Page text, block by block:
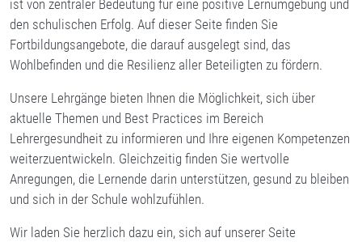
ist von zentraler Bedeutung für eine positive Lernumgebung und
den schulischen Erfolg. Auf dieser Seite finden Sie
Fortbildungsangebote, die darauf ausgelegt sind, das
Wohlbefinden und die Resilienz aller Beteiligten zu fördern.
Unsere Lehrgänge bieten Ihnen die Möglichkeit, sich über
aktuelle Themen und Best Practices im Bereich
Lehrergesundheit zu informieren und Ihre eigenen Kompetenzen
weiterzuentwickeln. Gleichzeitig finden Sie wertvolle
Anregungen, die Lernende darin unterstützen, gesund zu bleiben
und sich in der Schule wohlzufühlen.
Wir laden Sie herzlich dazu ein, sich auf unserer Seite